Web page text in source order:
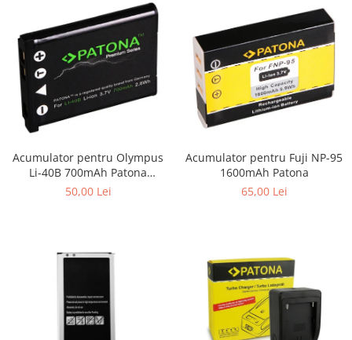
Acumulator pentru Olympus
Li-40B 700mAh Patona
Premium
50,00 Lei
Acumulator pentru Fuji NP-95
1600mAh Patona
65,00 Lei